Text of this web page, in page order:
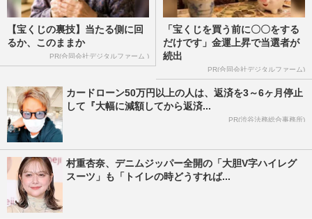
【宝くじの裏技】当たる側に回
るか、このままか
PR(合同会社デジタルファーム )
「宝くじを買う前に〇〇をする
だけです」金運上昇で当選者が
続出
PR(合同会社デジタルファーム)
カードローン50万円以上の人は、返済を3～6ヶ月停止
して『大幅に減額してから返済...
PR(渋谷法務総合事務所)
村重杏奈、デニムジッパー全開の「大胆V字ハイレグ
スーツ」も「トイレの時どうすれば...